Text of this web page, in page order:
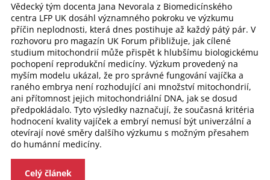
Vědecký tým docenta Jana Nevorala z Biomedicínského
centra LFP UK dosáhl významného pokroku ve výzkumu
příčin neplodnosti, která dnes postihuje až každý pátý pár. V
rozhovoru pro magazín UK Forum přibližuje, jak cílené
studium mitochondrií může přispět k hlubšímu biologickému
pochopení reprodukční medicíny. Výzkum provedený na
myším modelu ukázal, že pro správné fungování vajíčka a
raného embrya není rozhodující ani množství mitochondrií,
ani přítomnost jejich mitochondriální DNA, jak se dosud
předpokládalo. Tyto výsledky naznačují, že současná kritéria
hodnocení kvality vajíček a embryí nemusí být univerzální a
otevírají nové směry dalšího výzkumu s možným přesahem
do humánní medicíny.
Celý článek